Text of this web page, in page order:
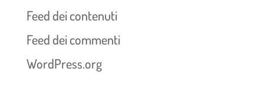
Feed dei contenuti
Feed dei commenti
WordPress.org